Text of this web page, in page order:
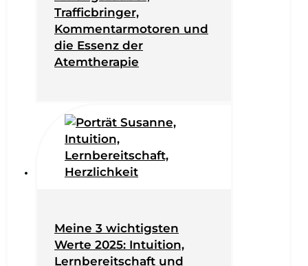
Trafficbringer,
Kommentarmotoren und
die Essenz der
Atemtherapie
Meine 3 wichtigsten
Werte 2025: Intuition,
Lernbereitschaft und